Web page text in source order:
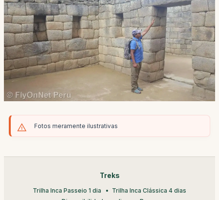
Fotos meramente ilustrativas
Treks
Trilha Inca Passeio 1 dia
Trilha Inca Clássica 4 dias